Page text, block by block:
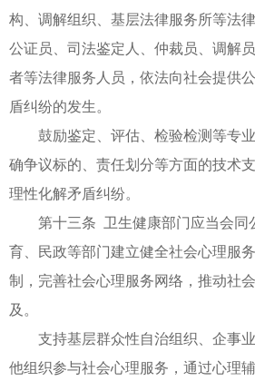
构、调解组织、基层法律服务所等法
公证员、司法鉴定人、仲裁员、调解
者等法律服务人员，依法向社会提供
盾纠纷的发生。
鼓励鉴定、评估、检验检测等专
确争议标的、责任划分等方面的技术
理性化解矛盾纠纷。
第十三条 卫生健康部门应当会同
育、民政等部门建立健全社会心理服
制，完善社会心理服务网络，推动社
及。
支持基层群众性自治组织、企事
他组织参与社会心理服务，通过心理